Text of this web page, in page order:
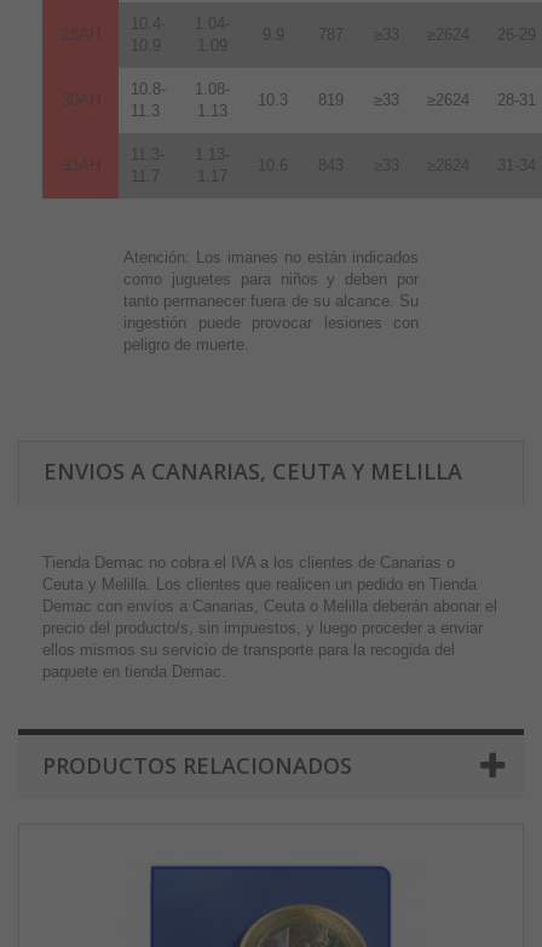
28AH
10.4-
10.9
1.04-
1.09
9.9 787 ≥33 ≥2624 26-29
30AH
10.8-
11.3
1.08-
1.13
10.3 819 ≥33 ≥2624 28-31
33AH
11.3-
11.7
1.13-
1.17
10.6 843 ≥33 ≥2624 31-34
Atención: Los imanes no están indicados
como juguetes para niños y deben por
tanto permanecer fuera de su alcance. Su
ingestión puede provocar lesiones con
peligro de muerte.
ENVIOS A CANARIAS, CEUTA Y MELILLA
Tienda Demac no cobra el IVA a los clientes de Canarias o
Ceuta y Melilla. Los clientes que realicen un pedido en Tienda
Demac con envíos a Canarias, Ceuta o Melilla deberán abonar el
precio del producto/s, sin impuestos, y luego proceder a enviar
ellos mismos su servicio de transporte para la recogida del
paquete en tienda Demac.
PRODUCTOS RELACIONADOS